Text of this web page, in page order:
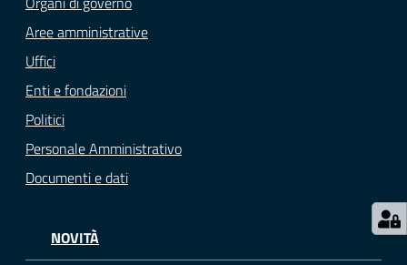
M
u
t
p
o
Aree amministrative
Uffici
Enti e fondazioni
Politici
Personale Amministrativo
Documenti e dati
NOVITÀ